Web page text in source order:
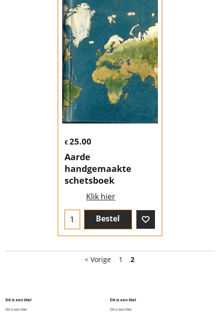
€25.00
Aarde
handgemaakte
schetsboek
Klik hier
Bestel
< Vorige 1 2
Dit is een titel
Dit is een titel
Dit is een titel
Dit is een titel